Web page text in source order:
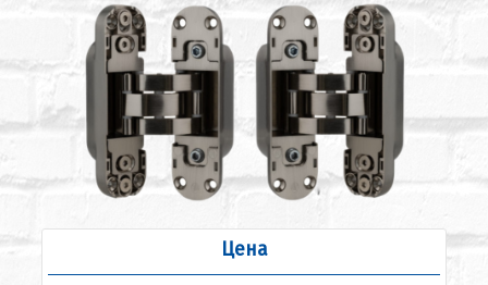
Цена